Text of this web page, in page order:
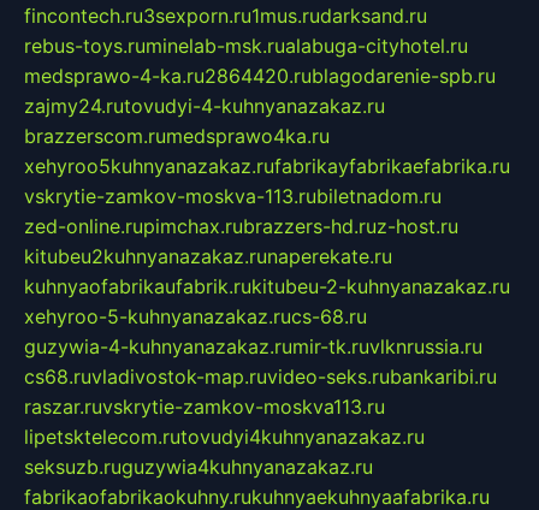
fincontech.ru3sexporn.ru1mus.rudarksand.ru
rebus-toys.ruminelab-msk.rualabuga-cityhotel.ru
medsprawo-4-ka.ru2864420.rublagodarenie-spb.ru
zajmy24.rutovudyi-4-kuhnyanazakaz.ru
brazzerscom.rumedsprawo4ka.ru
xehyroo5kuhnyanazakaz.rufabrikayfabrikaefabrika.ru
vskrytie-zamkov-moskva-113.rubiletnadom.ru
zed-online.rupimchax.rubrazzers-hd.ruz-host.ru
kitubeu2kuhnyanazakaz.runaperekate.ru
kuhnyaofabrikaufabrik.rukitubeu-2-kuhnyanazakaz.ru
xehyroo-5-kuhnyanazakaz.rucs-68.ru
guzywia-4-kuhnyanazakaz.rumir-tk.ruvlknrussia.ru
cs68.ruvladivostok-map.ruvideo-seks.rubankaribi.ru
raszar.ruvskrytie-zamkov-moskva113.ru
lipetsktelecom.rutovudyi4kuhnyanazakaz.ru
seksuzb.ruguzywia4kuhnyanazakaz.ru
fabrikaofabrikaokuhny.rukuhnyaekuhnyaafabrika.ru